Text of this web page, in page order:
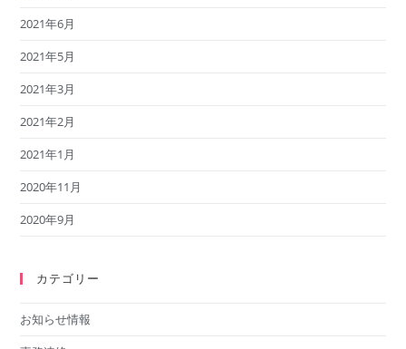
2021年6月
2021年5月
2021年3月
2021年2月
2021年1月
2020年11月
2020年9月
カテゴリー
お知らせ情報